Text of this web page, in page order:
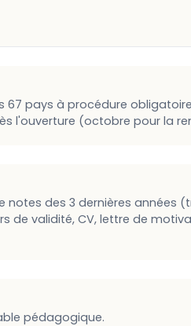
pays à procédure
l'ouverture (octobre pour la
notes des 3 dernières années
de validité, CV, lettre de
pédagogique.